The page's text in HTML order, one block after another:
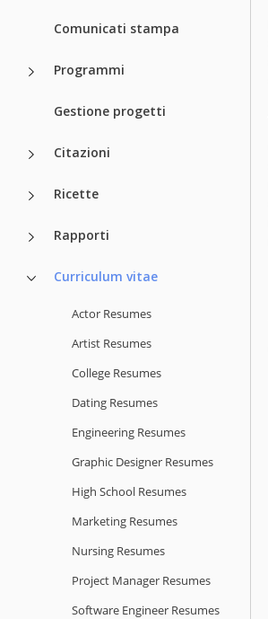
Comunicati stampa
Programmi
Gestione progetti
Citazioni
Ricette
Rapporti
Curriculum vitae
Actor Resumes
Artist Resumes
College Resumes
Dating Resumes
Engineering Resumes
Graphic Designer Resumes
High School Resumes
Marketing Resumes
Nursing Resumes
Project Manager Resumes
Software Engineer Resumes